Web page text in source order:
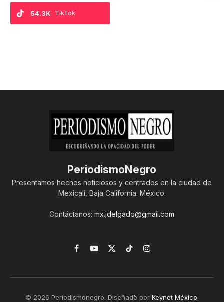
TikTok
54.3K
PeriodismoNegro
Presentamos hechos noticiosos y centrados en la ciudad de
Mexicali, Baja California. México.
Contáctanos: mx.jdelgado@gmail.com
Facebook
YouTube
X
TikTokInstagram
© 2026 Periodismonegro. Diseñado por Keynet México.